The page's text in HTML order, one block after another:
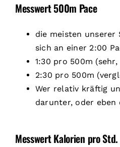
Messwert 500m Pace
die meisten
sich an einer 2:00
1:30 pro 500m
2:30 pro 500m
Wer relativ kräftig
darunter, oder eben
Messwert Kalorien pro Std.